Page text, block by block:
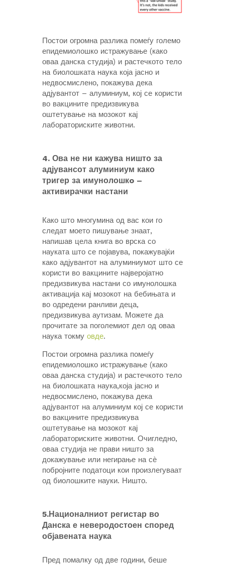
Постои огромна разлика помеѓу големо
епидемиолошко истражување (како
оваа данска студија) и растечкото тело
на биолошката наука која јасно и
недвосмислено, покажува дека
адјувантот – алуминиум, кој се користи
во вакцините предизвикува
оштетување на мозокот кај
лабораториските животни.
4. Ова не ни кажува ништо за
адјувансот алуминиум како
тригер за имунолошкo –
активирачки настани
Како што многумина од вас кои го
следат моето пишување знаат,
напишав цела книга во врска со
науката што се појавува, покажувајќи
како адјувантот на алуминиумот што се
користи во вакцините најверојатно
предизвикува настани со имунолошка
активација кај мозокот на бебињата и
во одредени ранливи деца,
предизвикува аутизам. Можете да
прочитате за поголемиот дел од оваа
наука токму овде.
Постои огромна разлика помеѓу
епидемиолошко истражување (како
оваа данска студија) и растечкото тело
на биолошката наука,која јасно и
недвосмислено, покажува дека
адјувантот на алуминиум кој се користи
во вакцините предизвикува
оштетување на мозокот кај
лабораториските животни. Очигледно,
оваа студија не прави ништо за
докажување или негирање на сѐ
побројните податоци кои произлегуваат
од биолошките науки. Ништо.
5.Националниот регистар во
Данска е неверодостоен според
објавената наука
Пред помалку од две години, беше